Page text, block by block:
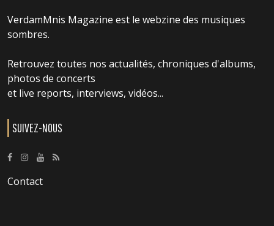
VerdamMnis Magazine est le webzine des musiques
sombres.
Retrouvez toutes nos actualités, chroniques d'albums,
photos de concerts
et live reports, interviews, vidéos...
SUIVEZ-NOUS
Contact